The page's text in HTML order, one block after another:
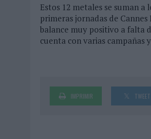
Estos 12 metales se suman
primeras jornadas de
balance muy positivo a falta
cuenta con varias campañas
IMPRIMIR TWEET